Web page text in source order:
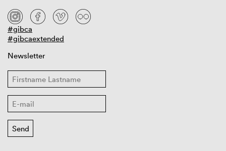
#gibca
#gibcaextended
Newsletter